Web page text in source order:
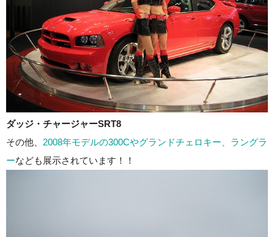
ダッジ・チャージャーSRT8
その他、 2008年モデルの300Cやグランドチェロキー、ラングラ
ーなども展示されています！！